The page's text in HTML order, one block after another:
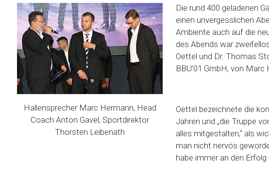
Hallensprecher Marc Hermann, Head
Coach Anton Gavel, Sportdirektor
Thorsten Leibenath
Die rund 400 geladenen
einen unvergesslichen
Ambiente auch auf die
des Abends war
Oettel und Dr. Thomas
BBU’01 GmbH, von
Oettel bezeichnete die
Jahren und „die Truppe
alles mitgestalten,“ als
man nicht nervös
habe immer an den Erfolg